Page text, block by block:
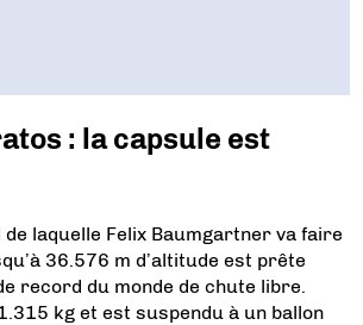
: la capsule est
laquelle Felix Baumgartner va faire
36.576 m d’altitude est prête
record du monde de chute libre.
kg et est suspendu à un ballon